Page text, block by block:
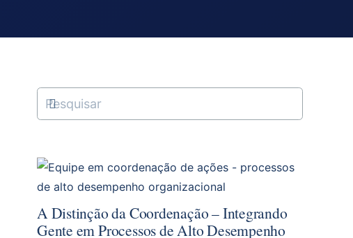
A Distinção da Coordenação – Integrando
Gente em Processos de Alto Desempenho